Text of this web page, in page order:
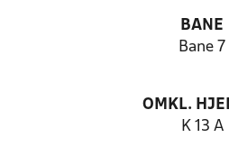
BANE
Bane 7
OMKL.
K 13 A